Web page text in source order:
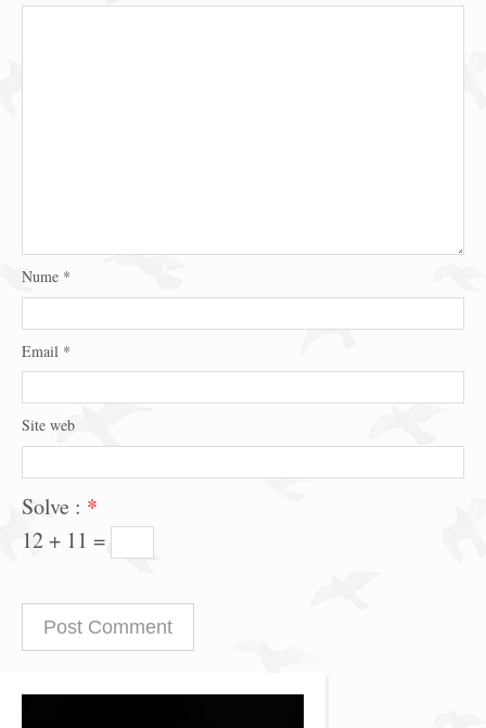
Nume *
Email *
Site web
Solve : *
12 + 11 =